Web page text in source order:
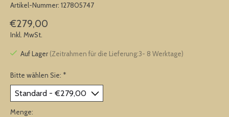
Artikel-Nummer: 127805747
€279,00
Inkl. MwSt.
Auf Lager (Zeitrahmen für die Lieferung:3- 8 Werktage)
Bitte wählen Sie: *
Menge: